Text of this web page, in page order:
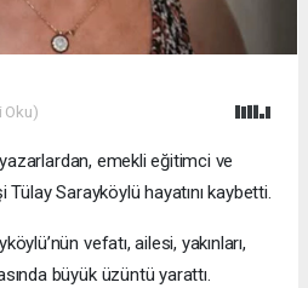
Oku)
emekli eğitimci ve
Sarayköylü hayatını kaybetti.
vefatı, ailesi, yakınları,
büyük üzüntü yarattı.